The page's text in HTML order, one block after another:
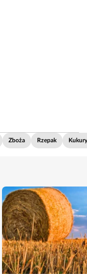
Zboża Rzepak